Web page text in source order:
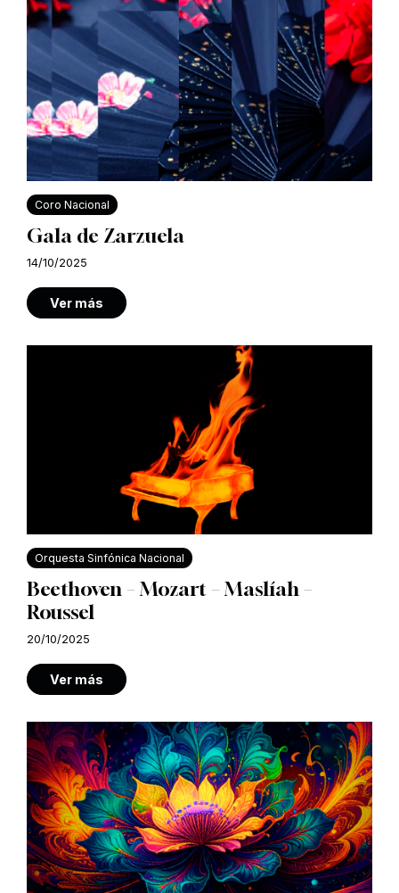
Coro Nacional
Gala de Zarzuela
14/10/2025
Ver más
Orquesta Sinfónica Nacional
Beethoven – Mozart – Maslíah –
Roussel
20/10/2025
Ver más